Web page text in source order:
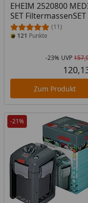
EHEIM 2520800
SET FiltermassenSET
(11)
121 Punkte
-23% UVP
Zum Produkt
-21%